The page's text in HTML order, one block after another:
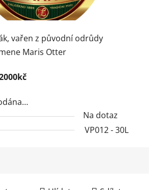
vařen z původní odrůdy
Maris Otter
Na dotaz
VP012 - 30L